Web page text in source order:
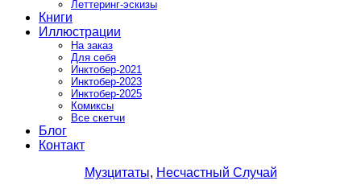
Леттеринг-эскизы
Книги
Иллюстрации
На заказ
Для себя
Инктобер-2021
Инктобер-2023
Инктобер-2025
Комиксы
Все скетчи
Блог
Контакт
Музцитаты, Несчастный Случай